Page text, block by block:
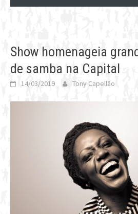
Show homenageia
de samba na Capital
14/03/2019 Tony Capellão